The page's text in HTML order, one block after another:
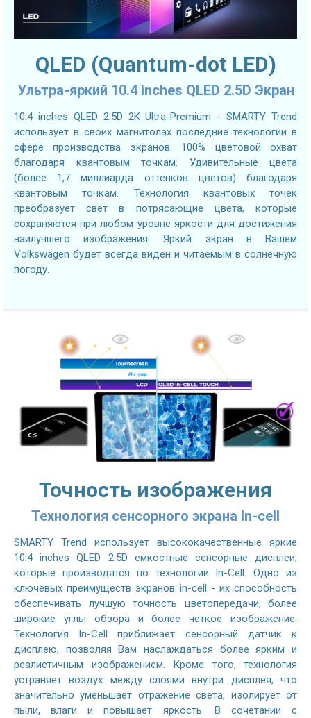
QLED (Quantum-dot LED)
Ультра-яркий 10.4 inches QLED 2.5D Экран
10.4 inches QLED 2.5D 2K Ultra-Premium - SMARTY Trend
использует в своих магнитолах последние технологии в
сфере производства экранов. 100% цветовой охват
благодаря квантовым точкам. Удивительные цвета
(более 1,7 миллиарда оттенков цветов) благодаря
квантовым точкам. Технология квантовых точек
преобразует свет в потрясающие цвета, которые
сохраняются при любом уровне яркости для достижения
наилучшего изображения. Яркий экран в Вашем
Volkswagen будет всегда виден и читаемым в солнечную
погоду.
Точность изображения
Технология сенсорного экрана In-cell
SMARTY Trend использует высококачественные яркие
10.4 inches QLED 2.5D емкостные сенсорные дисплеи,
которые производятся по технологии In-Cell. Одно из
ключевых преимуществ экранов in-cell - их способность
обеспечивать лучшую точность цветопередачи, более
широкие углы обзора и более четкое изображение.
Технология In-Cell приближает сенсорный датчик к
дисплею, позволяя Вам наслаждаться более ярким и
реалистичным изображением. Кроме того, технология
устраняет воздух между слоями внутри дисплея, что
значительно уменьшает отражение света, изолирует от
пыли, влаги и повышает яркость. В сочетании с